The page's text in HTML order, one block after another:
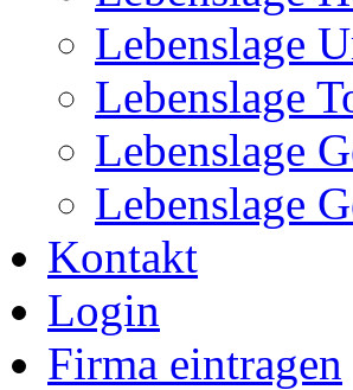
Lebenslage
Lebenslage
Lebenslage
Lebenslage
Kontakt
Login
Firma eintragen